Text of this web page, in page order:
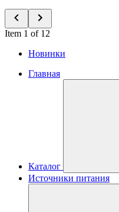
Item 1 of 12
Новинки
Главная
Каталог
Источники питания